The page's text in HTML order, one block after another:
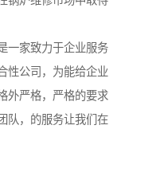
一家致力于企业服务
性公司，为能给企业
外严格，严格的要求
队，的服务让我们在